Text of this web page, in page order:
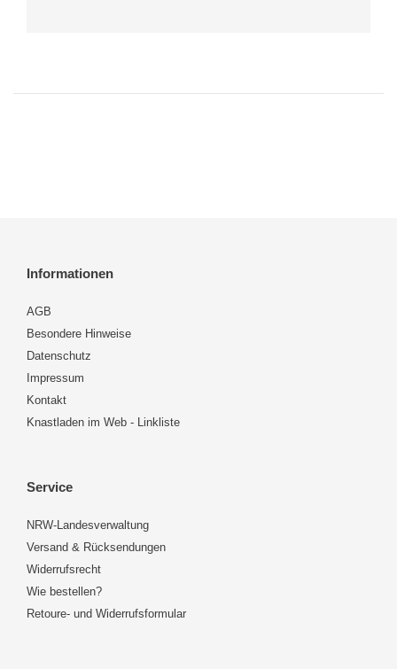
Informationen
AGB
Besondere Hinweise
Datenschutz
Impressum
Kontakt
Knastladen im Web - Linkliste
Service
NRW-Landesverwaltung
Versand & Rücksendungen
Widerrufsrecht
Wie bestellen?
Retoure- und Widerrufsformular